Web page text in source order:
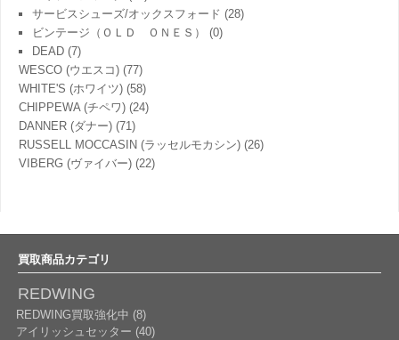
サービスシューズ/オックスフォード (28)
ビンテージ（ＯＬＤ ＯＮＥＳ）
(0)
DEAD (7)
WESCO (ウエスコ) (77)
WHITE'S (ホワイツ) (58)
CHIPPEWA (チペワ) (24)
DANNER (ダナー) (71)
RUSSELL MOCCASIN (ラッセルモカシン) (26)
VIBERG (ヴァイバー) (22)
買取商品カテゴリ
REDWING
REDWING買取強化中 (8)
アイリッシュセッター (40)